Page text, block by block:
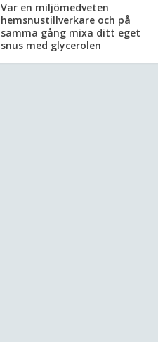
Var en miljömedveten
hemsnustillverkare och på
samma gång mixa ditt eget
snus med glycerolen